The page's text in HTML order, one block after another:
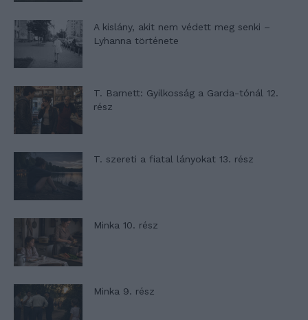
A kislány, akit nem védett meg senki –
Lyhanna története
T. Barnett: Gyilkosság a Garda-tónál 12.
rész
T. szereti a fiatal lányokat 13. rész
Minka 10. rész
Minka 9. rész